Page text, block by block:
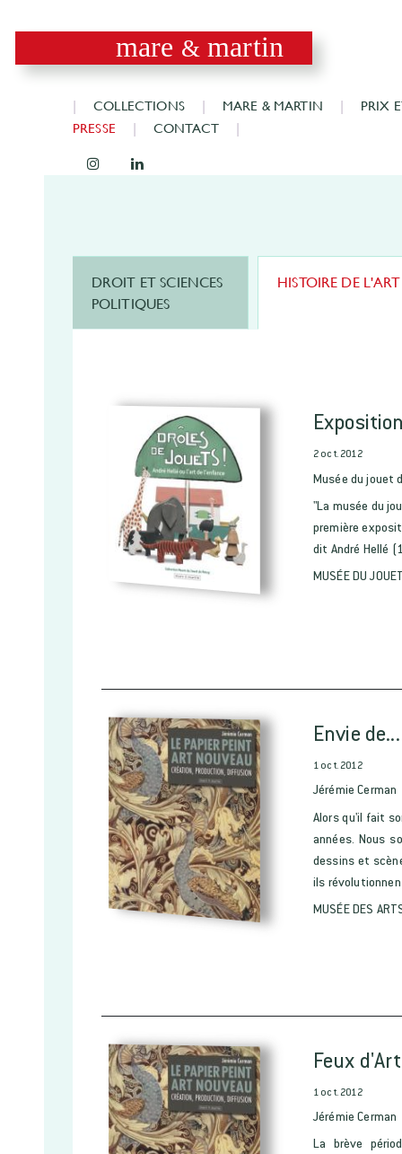
mare & martin
COLLECTIONS MARE & MARTIN
PRIX
PRESSE
CONTACT
DROIT ET SCIENCES
POLITIQUES
HISTOIRE DE L'ART
2 oct. 2012
Musée du jouet
"La musée du
première
dit André Hellé
MUSÉE DU
Envie de...
1 oct. 2012
Jérémie Cerman
Alors qu'il fait
années. Nous
dessins et
ils
MUSÉE DES
Feux
1 oct. 2012
Jérémie Cerman
La brève